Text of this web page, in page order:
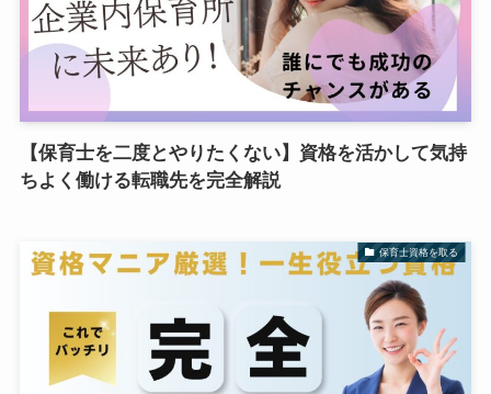
【保育士を二度とやりたくない】資格を活かして気持
ちよく働ける転職先を完全解説
保育士資格を取る